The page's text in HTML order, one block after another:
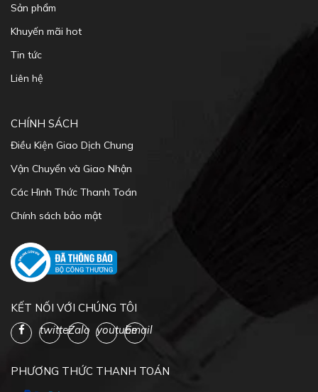
Sản phẩm
Khuyến mãi hot
Tin tức
Liên hệ
CHÍNH SÁCH
Điều Kiện Giao Dịch Chung
Vận Chuyển và Giao Nhận
Các Hình Thức Thanh Toán
Chính sách bảo mật
KẾT NỐI VỚI CHÚNG TÔI
twitterZalo youtubeEmail
PHƯƠNG THỨC THANH TOÁN